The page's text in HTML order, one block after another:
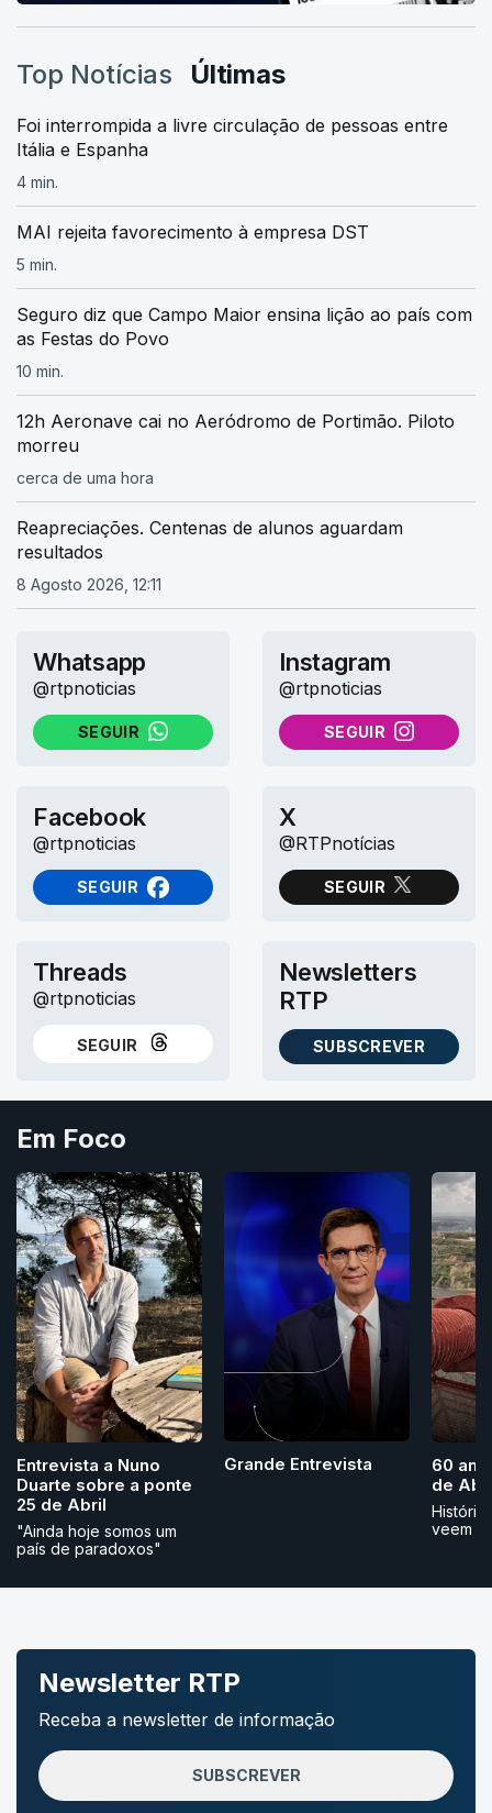
Top Notícias Últimas
Foi interrompida a livre circulação de pessoas entre
Itália e Espanha
4 min.
MAI rejeita favorecimento à empresa DST
5 min.
Seguro diz que Campo Maior ensina lição ao país com
as Festas do Povo
10 min.
12h Aeronave cai no Aeródromo de Portimão. Piloto
morreu
cerca de uma hora
Reapreciações. Centenas de alunos aguardam
resultados
8 Agosto 2026, 12:11
Whatsapp
@rtpnoticias
SEGUIR
NO WHATSAPP
Instagram
@rtpnoticias
SEGUIR
NO INSTAGRAM
Facebook
@rtpnoticias
SEGUIR
NO FACEBOOK
X
@RTPnotícias
SEGUIR
NO X (TWITTER)
Threads
@rtpnoticias
SEGUIR
NO THREADS
Newsletters
RTP
SUBSCREVER
AS NEWSLETTERS RTP
Em Foco
Entrevista a Nuno
Duarte sobre a ponte
25 de Abril
"Ainda hoje somos um
país de paradoxos"
Grande Entrevista
60
de
veem
Newsletter RTP
Receba a newsletter de informação
SUBSCREVER